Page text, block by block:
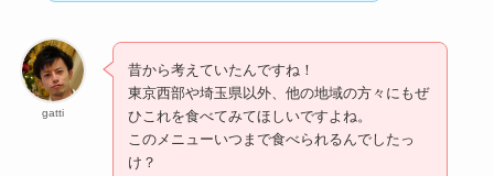
gatti
昔から考えていたんですね！
東京西部や埼玉県以外、他の地域の方々にもぜ
ひこれを食べてみてほしいですよね。
このメニューいつまで食べられるんでしたっ
け？